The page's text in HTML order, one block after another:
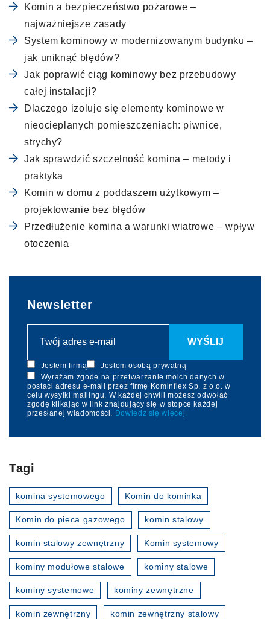
Komin a bezpieczeństwo pożarowe –
najważniejsze zasady
System kominowy w modernizowanym budynku –
jak uniknąć błędów?
Jak poprawić ciąg kominowy bez przebudowy
całej instalacji?
Dlaczego izoluje się elementy kominowe w
nieocieplanych pomieszczeniach: piwnice,
strychy?
Jak sprawdzić szczelność komina – metody i
praktyka
Komin w domu z poddaszem użytkowym –
projektowanie bez błędów
Przedłużenie komina a warunki wiatrowe – wpływ
otoczenia
Newsletter
Jestem firmą
Jestem osobą prywatną
Wyrażam zgodę na przetwarzanie moich danych w
postaci adresu e-mail przez firmę Kominflex Sp. z o.o. w
celu wysyłki mailingu. W każdej chwili możesz odwołać
zgodę klikając w link znajdujący się w stopce każdej
przesłanej wiadomości. Dowiedz się więcej.
Tagi
komina systemowego Komin do kominka
Komin do pieca gazowego komin stalowy
komin stalowy zewnętrzny Komin systemowy
kominy modułowe stalowe kominy stalowe
kominy systemowe kominy zewnętrzne
komin zewnętrzny komin zewnętrzny stalowy